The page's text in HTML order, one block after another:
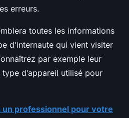
erreurs.
toutes les informations
d’internaute qui vient visiter
par exemple leur
d’appareil utilisé pour
un professionnel pour votre